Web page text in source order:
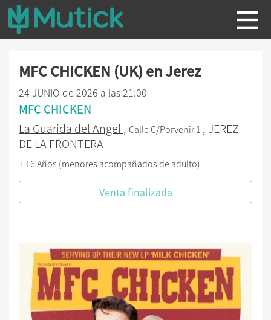
MFC CHICKEN (UK) en Jerez
24 JUNIO de 2026 a las 21:00
MFC CHICKEN
La Guarida del Angel , Calle C/Porvenir 1 , JEREZ
DE LA FRONTERA
+ 16 Años (menores acompañados de adulto)
Venta finalizada